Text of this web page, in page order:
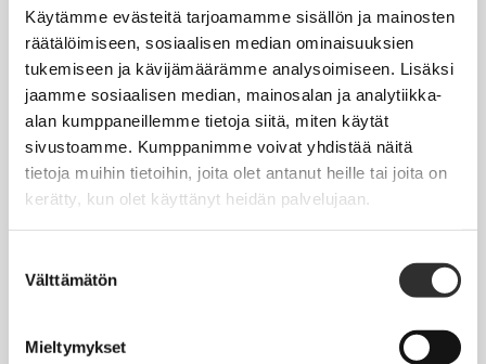
Käytämme evästeitä tarjoamamme sisällön ja mainosten
räätälöimiseen, sosiaalisen median ominaisuuksien
tukemiseen ja kävijämäärämme analysoimiseen. Lisäksi
jaamme sosiaalisen median, mainosalan ja analytiikka-
alan kumppaneillemme tietoja siitä, miten käytät
sivustoamme. Kumppanimme voivat yhdistää näitä
tietoja muihin tietoihin, joita olet antanut heille tai joita on
kerätty, kun olet käyttänyt heidän palvelujaan.
valinta
Välttämätön
Mieltymykset
Liittojäsenyys
Jäsenmaksujen työnantajaperintä
Jäsentietojen päivittäminen
Matkalaskut
AJANKOHTAISTA